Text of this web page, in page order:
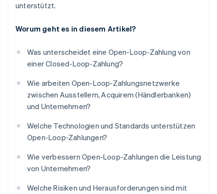
unterstützt.
Worum geht es in diesem Artikel?
Was unterscheidet eine Open-Loop-Zahlung von
einer Closed-Loop-Zahlung?
Wie arbeiten Open-Loop-Zahlungsnetzwerke
zwischen Ausstellern, Acquirern (Händlerbanken)
und Unternehmen?
Welche Technologien und Standards unterstützen
Open-Loop-Zahlungen?
Wie verbessern Open-Loop-Zahlungen die Leistung
von Unternehmen?
Welche Risiken und Herausforderungen sind mit